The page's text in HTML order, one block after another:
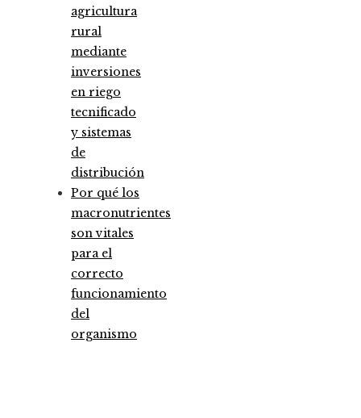
agricultura
rural
mediante
inversiones
en riego
tecnificado
y sistemas
de
distribución
Por qué los
macronutrientes
son vitales
para el
correcto
funcionamiento
del
organismo